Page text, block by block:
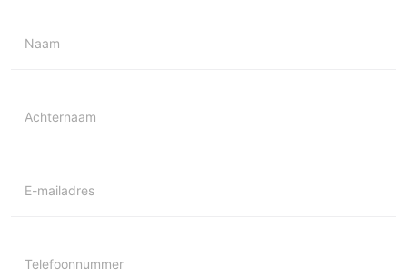
Naam
Achternaam
E-mailadres
Telefoonnummer